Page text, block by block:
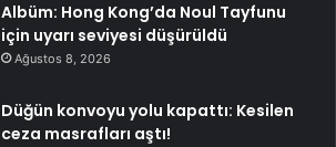
Albüm: Hong Kong’da Noul Tayfunu
için uyarı seviyesi düşürüldü
Ağustos 8, 2026
Düğün konvoyu yolu kapattı: Kesilen
ceza masrafları aştı!